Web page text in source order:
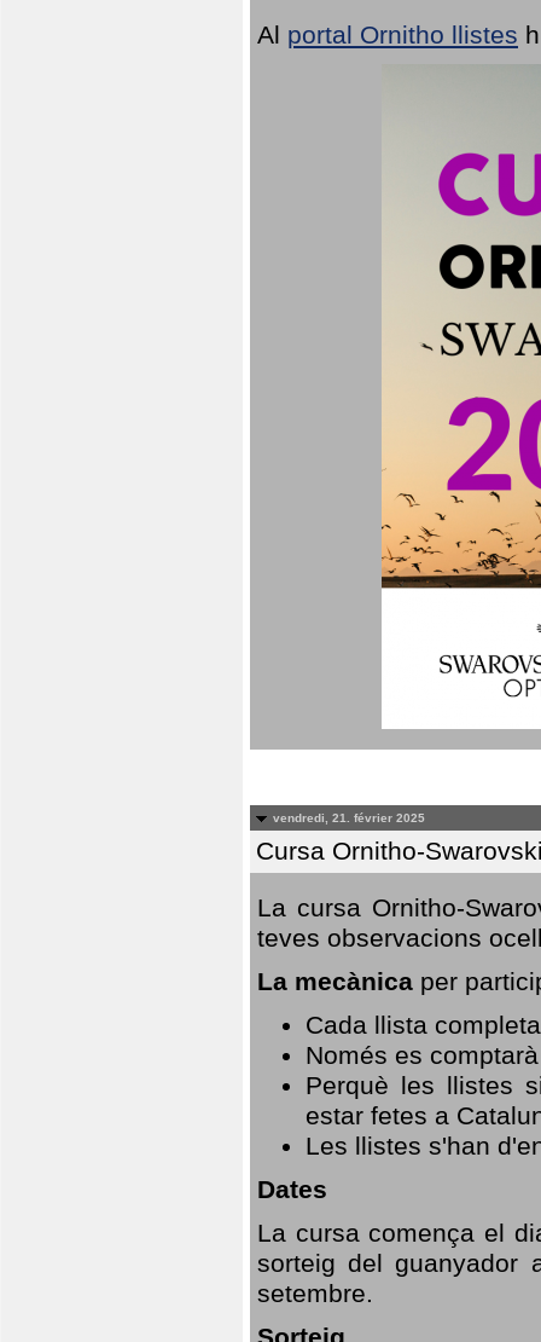
Al portal Ornitho llistes
vendredi, 21. février 2025
Cursa Ornitho-
La cursa Ornitho-
teves observacions
La mecànica per
Cada llista
Només es
Perquè les llistes
estar fetes a
Les llistes s'han
Dates
La cursa comença el
sorteig del guanyador
setembre.